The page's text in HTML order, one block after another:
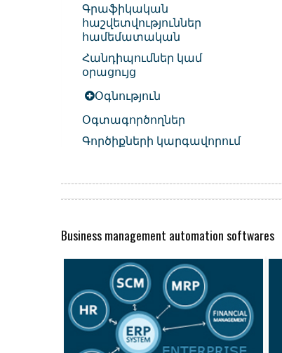
Գրաֆիկական
հաշվետվություններ
համեմատական
Հանդիպումներ կամ
օրացույց
Օգնություն
Օգտագործողներ
Գործիքների կարգավորում
Business management automation softwares